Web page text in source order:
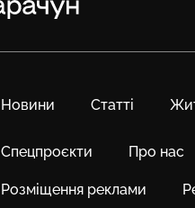
Новини Статті
Спецпроєкти Про нас
Розміщення реклами